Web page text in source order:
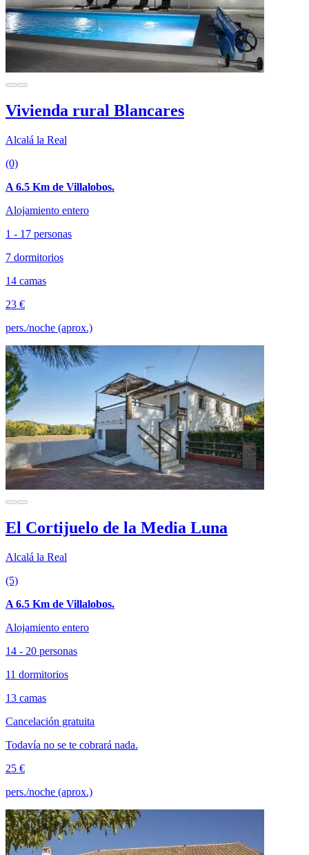
Vivienda rural Blancares
Alcalá la Real
(0)
A 6.5 Km de Villalobos.
Alojamiento entero
1 - 17 personas
7 dormitorios
14 camas
23 €
pers./noche (aprox.)
El Cortijuelo de la Media Luna
Alcalá la Real
(5)
A 6.5 Km de Villalobos.
Alojamiento entero
14 - 20 personas
11 dormitorios
13 camas
Cancelación gratuita
Todavía no se te cobrará nada.
25 €
pers./noche (aprox.)